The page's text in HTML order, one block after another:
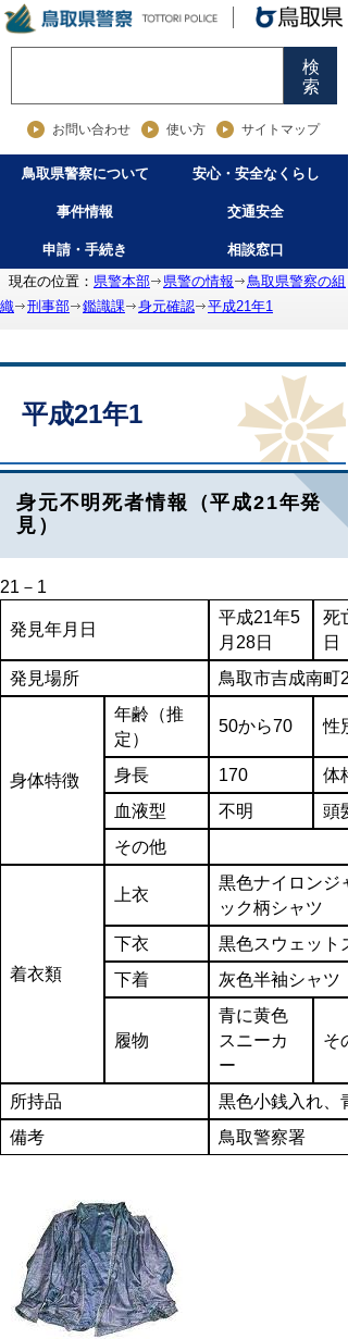
検
索
お問い合わせ 使い方 サイトマップ
鳥取県警察について 安心・安全なくらし
事件情報 交通安全
申請・手続き
相談窓口
現在の位置： 県警本部 県警の情報
鳥取県警察の組
織
刑事部 鑑識課 身元確認 平成21年1
平成21年1
身元不明死者情報（平成21年発
見）
21－1
発見年月日
平成21年5
月28日
死
日
発見場所
鳥取市吉成南町
身体特徴
年齢（推
定）
50から70 性別
身長 170
体格
血液型
不明
頭髪
その他
着衣類
上衣
黒色ナイロンジ
ック柄シャツ
下衣
黒色スウェット
下着
灰色半袖シャツ
履物
青に黄色
スニーカ
ー
そ
所持品
黒色小銭入れ、
備考
鳥取警察署